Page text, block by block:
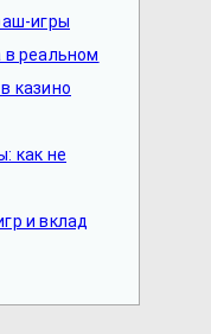
игры
в реальном
казино
как не
и вклад